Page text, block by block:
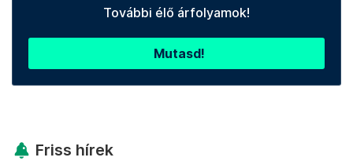
További élő árfolyamok!
Mutasd!
Friss hírek